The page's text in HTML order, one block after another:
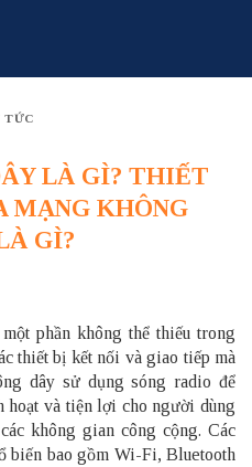
TỨC
LÀ GÌ? THIẾT
MẠNG KHÔNG
GÌ​?
phần không thể thiếu trong
thiết bị kết nối và giao tiếp mà
dây sử dụng sóng radio để
và tiện lợi cho người dùng
không gian công cộng. Các
biến bao gồm Wi-Fi, Bluetooth